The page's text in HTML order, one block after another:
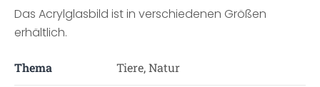
Das Acrylglasbild ist in verschiedenen Größen
erhältlich.
Thema Tiere, Natur